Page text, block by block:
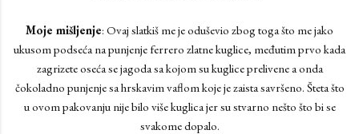
Moje mišljenje: Ovaj slatkiš me je oduševio zbog toga što me jako
ukusom podseća na punjenje ferrero zlatne kuglice, međutim prvo kada
zagrizete oseća se jagoda sa kojom su kuglice prelivene a onda
čokoladno punjenje sa hrskavim vaflom koje je zaista savršeno. Šteta što
u ovom pakovanju nije bilo više kuglica jer su stvarno nešto što bi se
svakome dopalo.